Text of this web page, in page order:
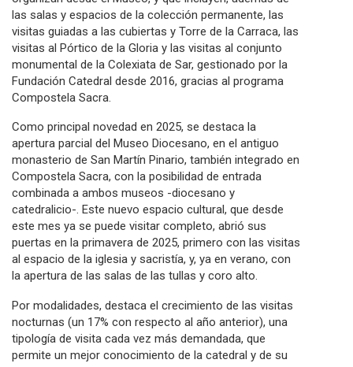
las salas y espacios de la colección permanente, las
visitas guiadas a las cubiertas y Torre de la Carraca, las
visitas al Pórtico de la Gloria y las visitas al conjunto
monumental de la Colexiata de Sar, gestionado por la
Fundación Catedral desde 2016, gracias al programa
Compostela Sacra.
Como principal novedad en 2025, se destaca la
apertura parcial del Museo Diocesano, en el antiguo
monasterio de San Martín Pinario, también integrado en
Compostela Sacra, con la posibilidad de entrada
combinada a ambos museos -diocesano y
catedralicio-. Este nuevo espacio cultural, que desde
este mes ya se puede visitar completo, abrió sus
puertas en la primavera de 2025, primero con las visitas
al espacio de la iglesia y sacristía, y, ya en verano, con
la apertura de las salas de las tullas y coro alto.
Por modalidades, destaca el crecimiento de las visitas
nocturnas (un 17% con respecto al año anterior), una
tipología de visita cada vez más demandada, que
permite un mejor conocimiento de la catedral y de su